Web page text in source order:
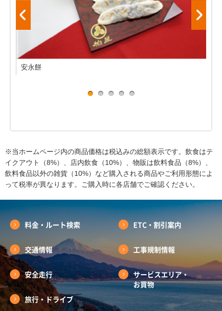
安永餅
※当ホームページ内の商品価格は税込みの総額表示です。飲食はテ
イクアウト（8%）、店内飲食（10%）、物販は飲料食品（8%）、
飲料食品以外の雑貨（10%）など購入される商品やご利用形態によ
って税率が異なります。ご購入時に各店舗でご確認ください。
料金・ルート検索 ETC・割引案内
交通情報 工事規制情報
安全走行
サービスエリア・
お買物
旅行・ドライブ